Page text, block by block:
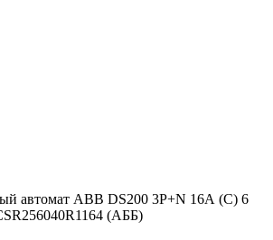
автомат ABB DS200 3P+N 16А (C) 6
(АББ)